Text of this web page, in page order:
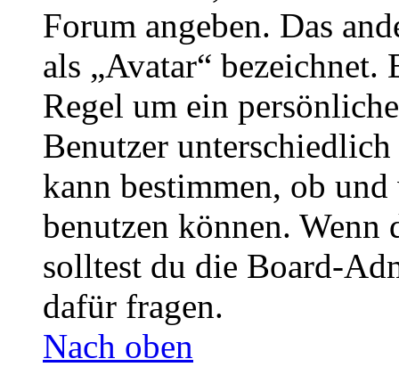
Forum angeben. Das
als „Avatar“
Regel um ein
Benutzer
kann bestimmen, ob
benutzen können. Wenn
solltest du die Board-
dafür fragen.
Nach oben